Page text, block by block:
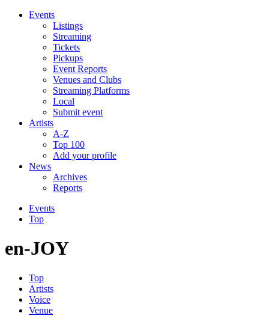
Events
Listings
Streaming
Tickets
Pickups
Event Reports
Venues and Clubs
Streaming Platforms
Local
Submit event
Artists
A-Z
Top 100
Add your profile
News
Archives
Reports
Events
Top
en-JOY
Top
Artists
Voice
Venue